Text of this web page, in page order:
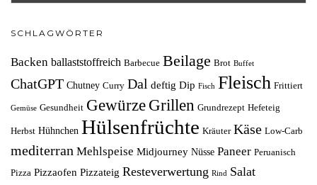
SCHLAGWÖRTER
Backen ballaststoffreich Barbecue Beilage Brot Buffet
ChatGPT Chutney Curry Dal deftig Dip Fisch Fleisch Frittiert
Gemüse Gesundheit Gewürze Grillen Grundrezept Hefeteig
Herbst Hühnchen Hülsenfrüchte Kräuter Käse Low-Carb
mediterran Mehlspeise Midjourney Nüsse Paneer Peruanisch
Pizza Pizzaofen Pizzateig Resteverwertung Rind Salat